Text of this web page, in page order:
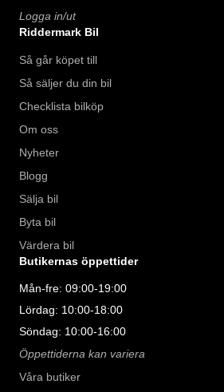
Logga in/ut
Riddermark Bil
Så går köpet till
Så säljer du din bil
Checklista bilköp
Om oss
Nyheter
Blogg
Sälja bil
Byta bil
Värdera bil
Butikernas öppettider
Mån-fre: 09:00-19:00
Lördag: 10:00-18:00
Söndag: 10:00-16:00
Öppettiderna kan variera
Våra butiker